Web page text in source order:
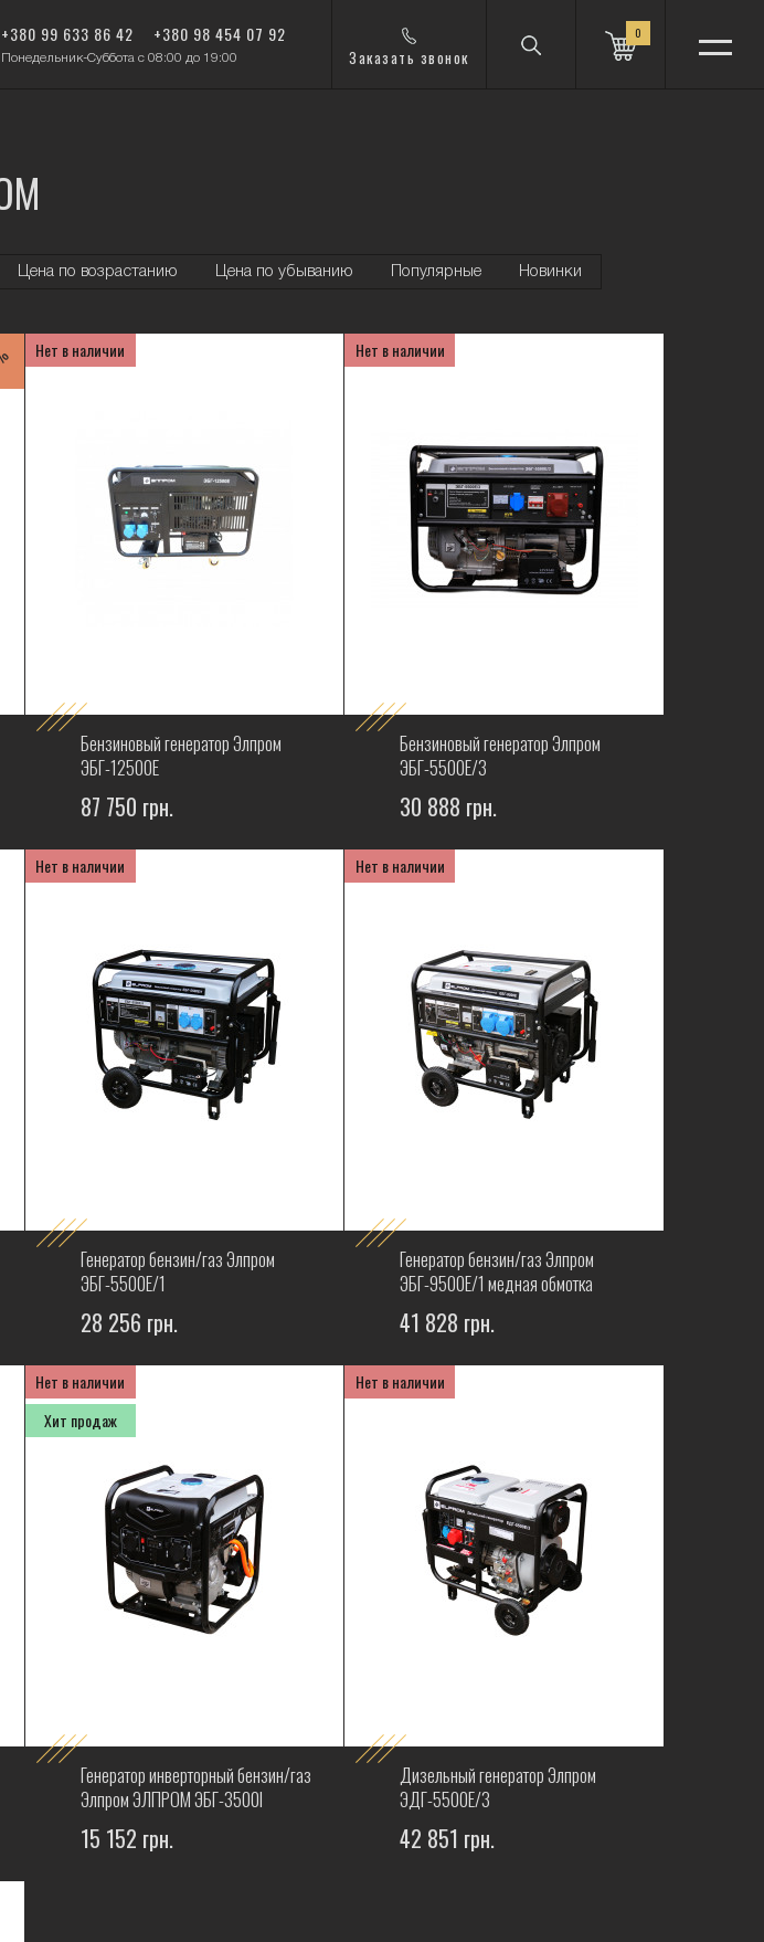
+380 99 633 86 42 +380 98 454 07 92
Понедельник-Суббота с 08:00 до 19:00 Заказать звонок
0
Цена по возрастанию Цена по убыванию Популярные Новинки
Нет в наличии
Бензиновый генератор Элпром
ЭБГ-12500Е
87 750 грн.
Нет в наличии
Бензиновый генератор Элпром
ЭБГ-5500Е/3
30 888 грн.
Нет в наличии
Генератор бензин/газ Элпром
ЭБГ-5500Е/1
28 256 грн.
Нет в наличии
Генератор бензин/газ Элпром
ЭБГ-9500Е/1 медная обмотка
41 828 грн.
Нет в наличии
Хит продаж
Генератор инверторный бензин/газ
Элпром ЭЛПРОМ ЭБГ-3500I
15 152 грн.
Нет в наличии
Дизельный генератор Элпром
ЭДГ-5500Е/3
42 851 грн.